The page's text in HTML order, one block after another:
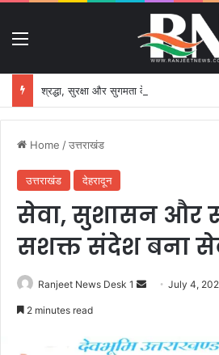
Home /उत्तराखंड
उत्तराखंड देहरादून
सेवा, सुशासन और
सशक्त संदेश बना
Ranjeet News Desk 1
d
July 4,
2 minutes read